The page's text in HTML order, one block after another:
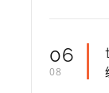
06
08